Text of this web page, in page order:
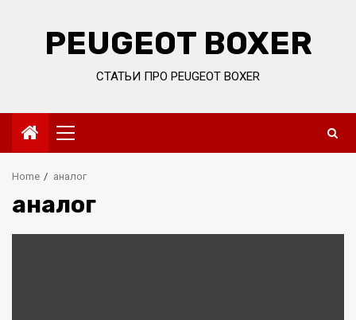
PEUGEOT BOXER
СТАТЬИ ПРО PEUGEOT BOXER
Primary
Menu
Home аналог
аналог